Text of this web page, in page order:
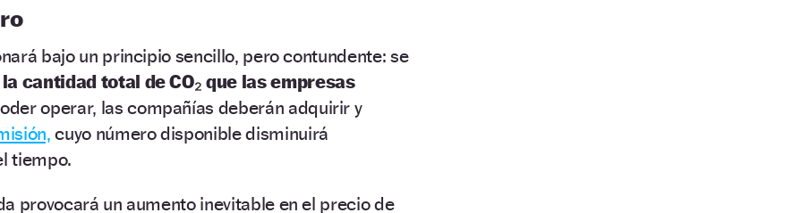
bajo un principio sencillo, pero contundente: se
cantidad total de CO₂ que las empresas
operar, las compañías deberán adquirir y
cuyo número disponible disminuirá
tiempo.
provocará un aumento inevitable en el precio de